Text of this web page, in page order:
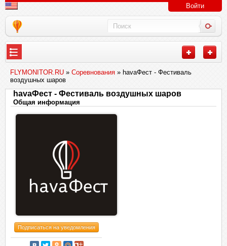
Войти
FLYMONITOR.RU » Соревнования » havaФест - Фестиваль
воздушных шаров
havaФест - Фестиваль воздушных шаров
Общая информация
Подписаться на уведомления